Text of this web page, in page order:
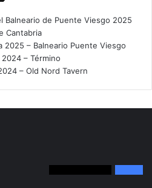
Balneario de Puente Viesgo 2025
Cantabria
2025 – Balneario Puente Viesgo
– Término
– Old Nord Tavern